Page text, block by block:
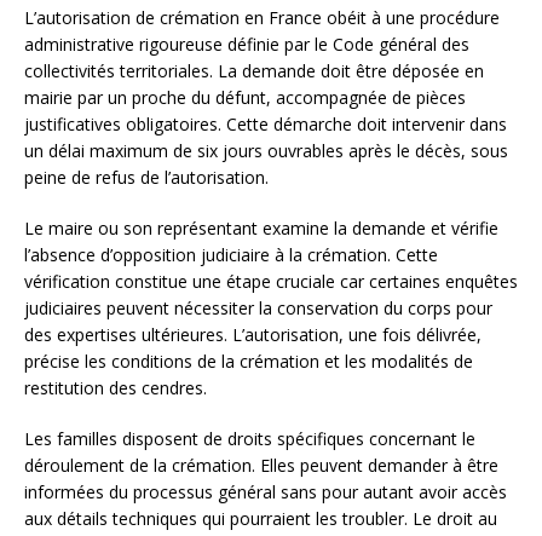
L’autorisation de crémation en France obéit à une procédure
administrative rigoureuse définie par le Code général des
collectivités territoriales. La demande doit être déposée en
mairie par un proche du défunt, accompagnée de pièces
justificatives obligatoires. Cette démarche doit intervenir dans
un délai maximum de six jours ouvrables après le décès, sous
peine de refus de l’autorisation.
Le maire ou son représentant examine la demande et vérifie
l’absence d’opposition judiciaire à la crémation. Cette
vérification constitue une étape cruciale car certaines enquêtes
judiciaires peuvent nécessiter la conservation du corps pour
des expertises ultérieures. L’autorisation, une fois délivrée,
précise les conditions de la crémation et les modalités de
restitution des cendres.
Les familles disposent de droits spécifiques concernant le
déroulement de la crémation. Elles peuvent demander à être
informées du processus général sans pour autant avoir accès
aux détails techniques qui pourraient les troubler. Le droit au